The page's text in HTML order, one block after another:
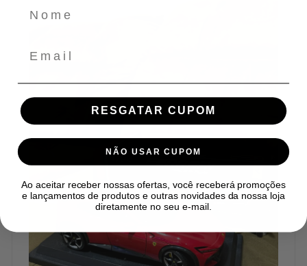
RESGATAR CUPOM
NÃO USAR CUPOM
Ao aceitar receber nossas ofertas, você receberá promoções
e lançamentos de produtos e outras novidades da nossa loja
diretamente no seu e-mail.